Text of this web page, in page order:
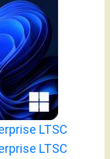
LTSC
LTSC